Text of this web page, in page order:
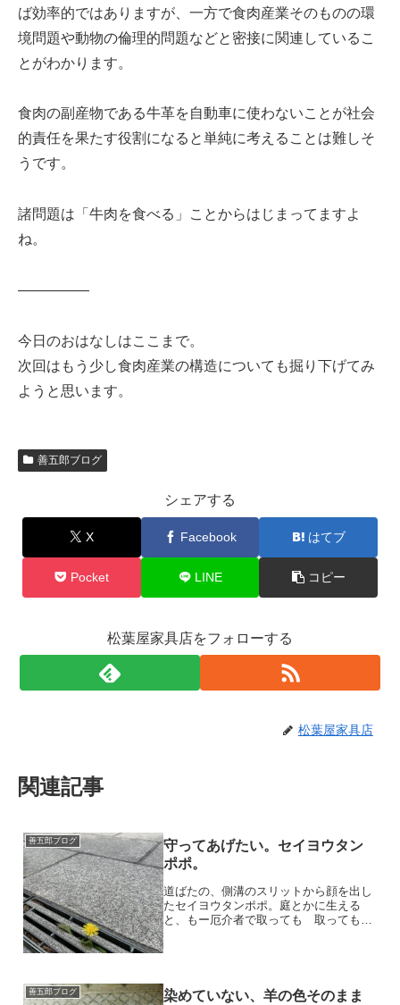
ば効率的ではありますが、一方で食肉産業そのものの環
境問題や動物の倫理的問題などと密接に関連しているこ
とがわかります。
食肉の副産物である牛革を自動車に使わないことが社会
的責任を果たす役割になると単純に考えることは難しそ
うです。
諸問題は「牛肉を食べる」ことからはじまってますよ
ね。
—————
今日のおはなしはここまで。
次回はもう少し食肉産業の構造についても掘り下げてみ
ようと思います。
善五郎ブログ
シェアする
X Facebook はてブ
Pocket LINE コピー
松葉屋家具店をフォローする
松葉屋家具店
関連記事
善五郎ブログ
守ってあげたい。セイヨウタン
ポポ。
道ばたの、側溝のスリットから顔を出し
たセイヨウタンポポ。庭とかに生える
と、もー厄介者で取っても 取っても
善五郎ブログ
染めていない、羊の色そのまま